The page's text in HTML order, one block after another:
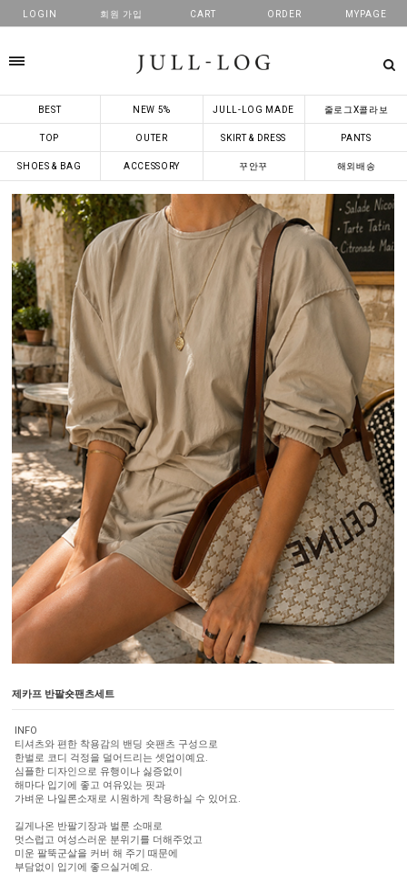
LOGIN 회원 가입 CART ORDER MYPAGE
BEST NEW 5% JULL-LOG MADE 줄로그X콜라보
TOP OUTER SKIRT & DRESS PANTS
SHOES & BAG ACCESSORY 꾸안꾸 해외배송
제카프 반팔숏팬츠세트
INFO
티셔츠와 편한 착용감의 밴딩 숏팬츠 구성으로
한벌로 코디 걱정을 덜어드리는 셋업이예요.
심플한 디자인으로 유행이나 싫증없이
해마다 입기에 좋고 여유있는 핏과
가벼운 나일론소재로 시원하게 착용하실 수 있어요.
길게나온 반팔기장과 벌룬 소매로
멋스럽고 여성스러운 분위기를 더해주었고
미운 팔뚝군살을 커버 해 주기 때문에
부담없이 입기에 좋으실거예요.